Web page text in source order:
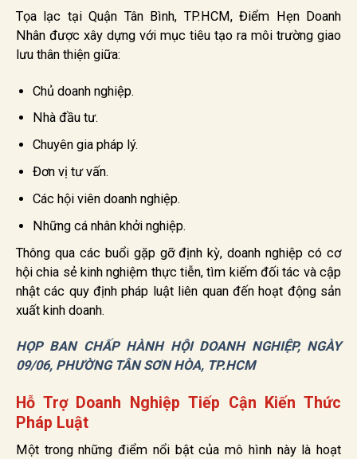
Tọa lạc tại Quận Tân Bình, TP.HCM, Điểm Hẹn Doanh
Nhân được xây dựng với mục tiêu tạo ra môi trường giao
lưu thân thiện giữa:
Chủ doanh nghiệp.
Nhà đầu tư.
Chuyên gia pháp lý.
Đơn vị tư vấn.
Các hội viên doanh nghiệp.
Những cá nhân khởi nghiệp.
Thông qua các buổi gặp gỡ định kỳ, doanh nghiệp có cơ
hội chia sẻ kinh nghiệm thực tiễn, tìm kiếm đối tác và cập
nhật các quy định pháp luật liên quan đến hoạt động sản
xuất kinh doanh.
HỌP BAN CHẤP HÀNH HỘI DOANH NGHIỆP, NGÀY
09/06, PHƯỜNG TÂN SƠN HÒA, TP.HCM
Hỗ Trợ Doanh Nghiệp Tiếp Cận Kiến Thức
Pháp Luật
Một trong những điểm nổi bật của mô hình này là hoạt